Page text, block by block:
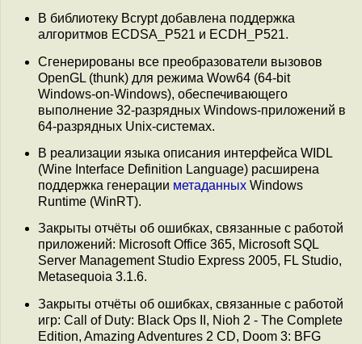
В библиотеку Bcrypt добавлена поддержка
алгоритмов ECDSA_P521 и ECDH_P521.
Сгенерированы все преобразователи вызовов
OpenGL (thunk) для режима Wow64 (64-bit
Windows-on-Windows), обеспечивающего
выполнение 32-разрядных Windows-приложений в
64-разрядных Unix-системах.
В реализации языка описания интерфейса WIDL
(Wine Interface Definition Language) расширена
поддержка генерации метаданных Windows
Runtime (WinRT).
Закрыты отчёты об ошибках, связанные с работой
приложений: Microsoft Office 365, Microsoft SQL
Server Management Studio Express 2005, FL Studio,
Metasequoia 3.1.6.
Закрыты отчёты об ошибках, связанные с работой
игр: Call of Duty: Black Ops II, Nioh 2 - The Complete
Edition, Amazing Adventures 2 CD, Doom 3: BFG